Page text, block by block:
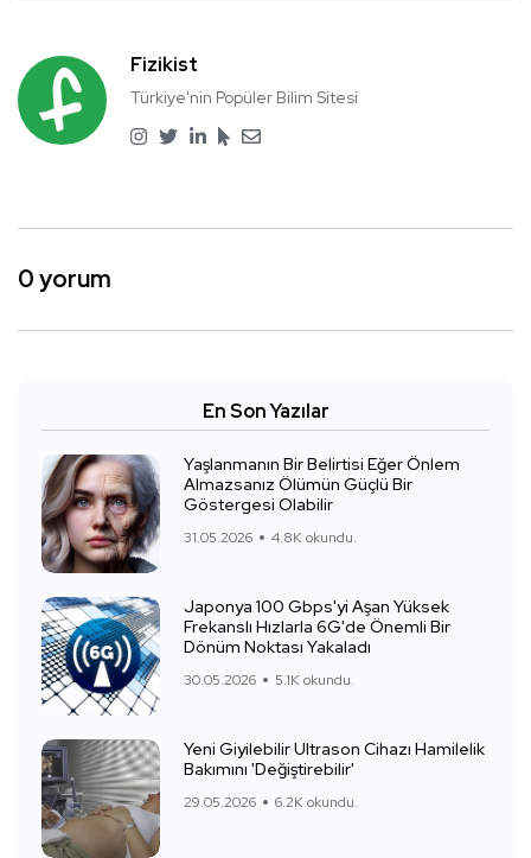
Fizikist
Türkiye'nin Popüler Bilim Sitesi
0 yorum
En Son Yazılar
Yaşlanmanın Bir Belirtisi Eğer Önlem
Almazsanız Ölümün Güçlü Bir
Göstergesi Olabilir
31.05.2026 4.8K okundu.
Japonya 100 Gbps'yi Aşan Yüksek
Frekanslı Hızlarla 6G'de Önemli Bir
Dönüm Noktası Yakaladı
30.05.2026 5.1K okundu.
Yeni Giyilebilir Ultrason Cihazı Hamilelik
Bakımını 'Değiştirebilir'
29.05.2026 6.2K okundu.